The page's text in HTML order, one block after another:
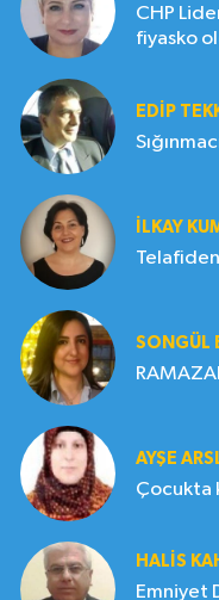
CHP
fiyasko
EDIP
İLKAY
SONGÜL
AYŞE
Çocukta
HALIS
Emniyet